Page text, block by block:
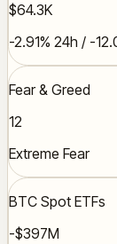
$64.3K
-2.91% 24h / -
Fear & Greed
12
Extreme Fear
BTC Spot ETFs
-$397M